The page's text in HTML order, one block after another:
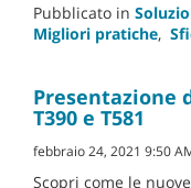
Pubblicato in
Migliori pratiche,
Presentazione
T390 e T581
febbraio 24, 2021 9:50
Scopri come le